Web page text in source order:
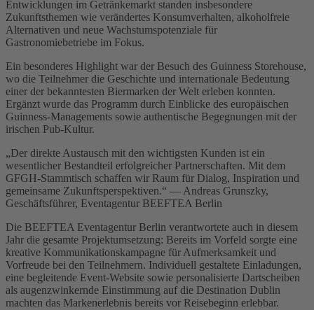
Entwicklungen im Getränkemarkt standen insbesondere
Zukunftsthemen wie verändertes Konsumverhalten, alkoholfreie
Alternativen und neue Wachstumspotenziale für
Gastronomiebetriebe im Fokus.
Ein besonderes Highlight war der Besuch des Guinness Storehouse,
wo die Teilnehmer die Geschichte und internationale Bedeutung
einer der bekanntesten Biermarken der Welt erleben konnten.
Ergänzt wurde das Programm durch Einblicke des europäischen
Guinness-Managements sowie authentische Begegnungen mit der
irischen Pub-Kultur.
„Der direkte Austausch mit den wichtigsten Kunden ist ein
wesentlicher Bestandteil erfolgreicher Partnerschaften. Mit dem
GFGH-Stammtisch schaffen wir Raum für Dialog, Inspiration und
gemeinsame Zukunftsperspektiven.“ — Andreas Grunszky,
Geschäftsführer, Eventagentur BEEFTEA Berlin
Die BEEFTEA Eventagentur Berlin verantwortete auch in diesem
Jahr die gesamte Projektumsetzung: Bereits im Vorfeld sorgte eine
kreative Kommunikationskampagne für Aufmerksamkeit und
Vorfreude bei den Teilnehmern. Individuell gestaltete Einladungen,
eine begleitende Event-Website sowie personalisierte Dartscheiben
als augenzwinkernde Einstimmung auf die Destination Dublin
machten das Markenerlebnis bereits vor Reisebeginn erlebbar.